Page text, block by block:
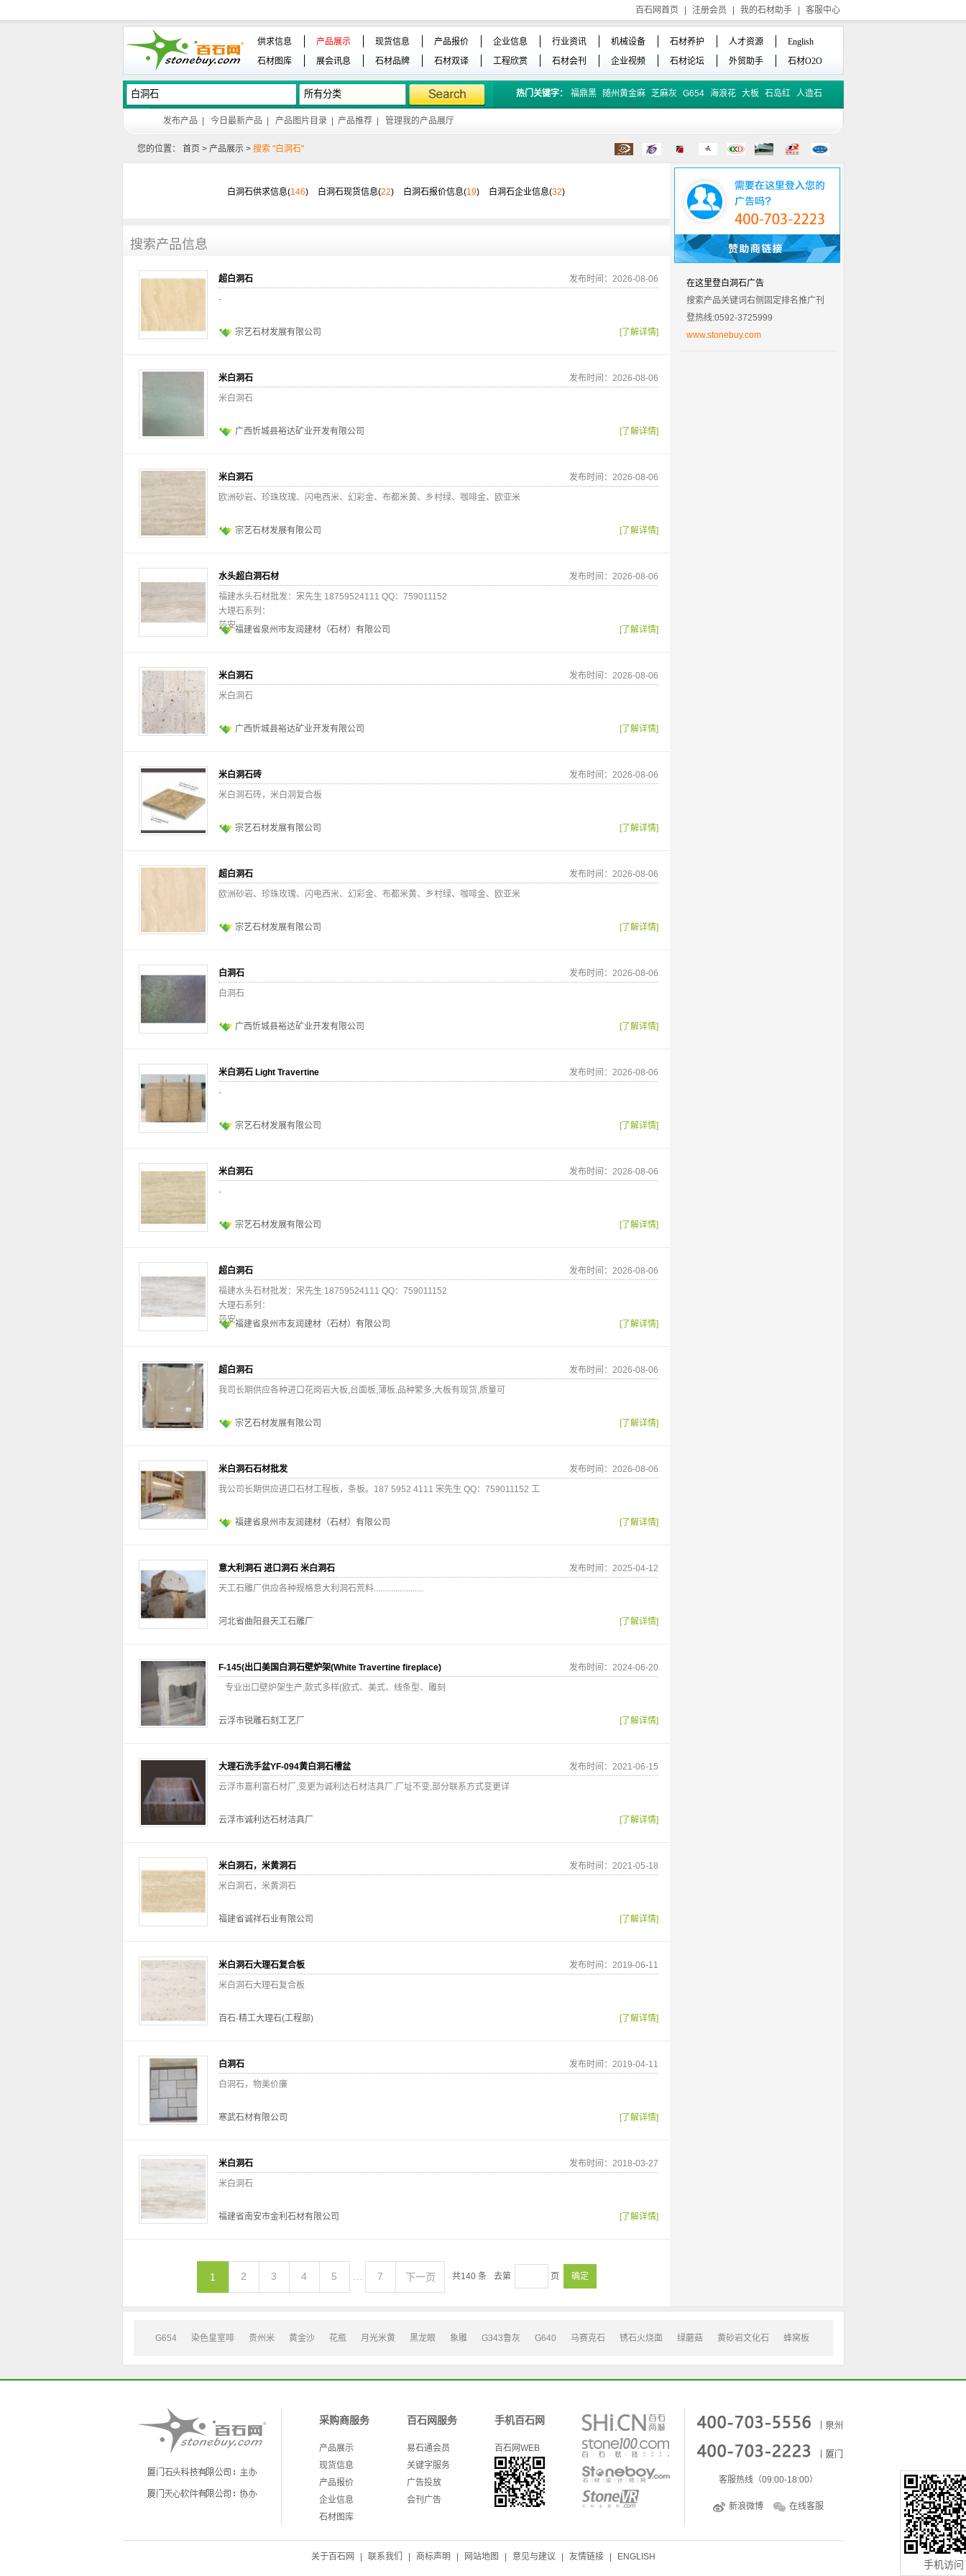
百石网首页 注册会员 我的石材助手 客服中心
供求信息 产品展示 现货信息 产品报价 企业信息 行业资讯 机械设备 石材养护 人才资源
English
石材图库
展会讯息 石材品牌 石材双译 工程欣赏 石材会刊 企业视频 石材论坛 外贸助手 石材O2O
热门关键字： 福鼎黑 随州黄金麻 芝麻灰 G654 海浪花 大板 石岛红 人造石
发布产品 今日最新产品 产品图片目录 产品推荐 管理我的产品展厅
您的位置： 首页 > 产品展示 > 搜索 "白洞石"
白洞石供求信息(146) 白洞石现货信息(22) 白洞石报价信息(19) 白洞石企业信息(32)
搜索产品信息
超白洞石
发布时间：2026-08-06
-
宗艺石材发展有限公司 [了解详情]
米白洞石
发布时间：2026-08-06
米白洞石
广西忻城县裕达矿业开发有限公司 [了解详情]
米白洞石
发布时间：2026-08-06
欧洲砂岩、珍珠玫瑰、闪电西米、幻彩金、布都米黄、乡村绿、咖啡金、欧亚米
宗艺石材发展有限公司 [了解详情]
水头超白洞石材
发布时间：2026-08-06
福建水头石材批发：宋先生 18759524111 QQ：759011152
大理石系列：
莎安福建省泉州市友润建材（石材）有限公司 [了解详情]
米白洞石
发布时间：2026-08-06
米白洞石
广西忻城县裕达矿业开发有限公司 [了解详情]
米白洞石砖
发布时间：2026-08-06
米白洞石砖，米白洞复合板
宗艺石材发展有限公司 [了解详情]
超白洞石
发布时间：2026-08-06
欧洲砂岩、珍珠玫瑰、闪电西米、幻彩金、布都米黄、乡村绿、咖啡金、欧亚米
宗艺石材发展有限公司 [了解详情]
白洞石
发布时间：2026-08-06
白洞石
广西忻城县裕达矿业开发有限公司 [了解详情]
米白洞石 Light Travertine
发布时间：2026-08-06
-
宗艺石材发展有限公司 [了解详情]
米白洞石
发布时间：2026-08-06
-
宗艺石材发展有限公司 [了解详情]
超白洞石
发布时间：2026-08-06
福建水头石材批发：宋先生 18759524111 QQ：759011152
大理石系列：
莎安福建省泉州市友润建材（石材）有限公司 [了解详情]
超白洞石
发布时间：2026-08-06
我司长期供应各种进口花岗岩大板,台面板,薄板.品种繁多,大板有现货,质量可
宗艺石材发展有限公司 [了解详情]
米白洞石石材批发
发布时间：2026-08-06
我公司长期供应进口石材工程板，条板。187 5952 4111 宋先生 QQ：759011152 工
福建省泉州市友润建材（石材）有限公司 [了解详情]
意大利洞石 进口洞石 米白洞石
发布时间：2025-04-12
天工石雕厂供应各种规格意大利洞石荒料.......................
河北省曲阳县天工石雕厂 [了解详情]
F-145(出口美国白洞石壁炉架(White Travertine fireplace)
发布时间：2024-06-20
专业出口壁炉架生产,款式多样(欧式、美式、线条型、雕刻
云浮市锐雕石刻工艺厂 [了解详情]
大理石洗手盆YF-094黄白洞石槽盆
发布时间：2021-06-15
云浮市嘉利富石材厂,变更为诚利达石材洁具厂.厂址不变,部分联系方式变更详
云浮市诚利达石材洁具厂 [了解详情]
米白洞石，米黄洞石
发布时间：2021-05-18
米白洞石，米黄洞石
福建省诚祥石业有限公司 [了解详情]
米白洞石大理石复合板
发布时间：2019-06-11
米白洞石大理石复合板
百石·精工大理石(工程部) [了解详情]
白洞石
发布时间：2019-04-11
白洞石，物美价廉
寒武石材有限公司 [了解详情]
米白洞石
发布时间：2018-03-27
米白洞石
福建省南安市金利石材有限公司 [了解详情]
1 2 3 4 5 7 下一页 共140 条 去第 页 确定
在这里登白洞石广告
搜索产品关键词右侧固定排名推广刊
登热线:0592-3725999
www.stonebuy.com
G654 染色皇室啡 贵州米 黄金沙 花瓶 月光米黄 黑龙眼 象雕 G343鲁灰 G640 马赛克石 锈石火烧面 绿蘑菇 黄砂岩文化石 蜂窝板
采购商服务
产品展示
现货信息
产品报价
企业信息
石材图库
百石网服务
易石通会员
关键字服务
广告投放
会刊广告
手机百石网
百石网WEB
客服热线（09:00-18:00）
新浪微博 在线客服
关于百石网 联系我们 商标声明 网站地图 意见与建议 友情链接 ENGLISH
手机访问